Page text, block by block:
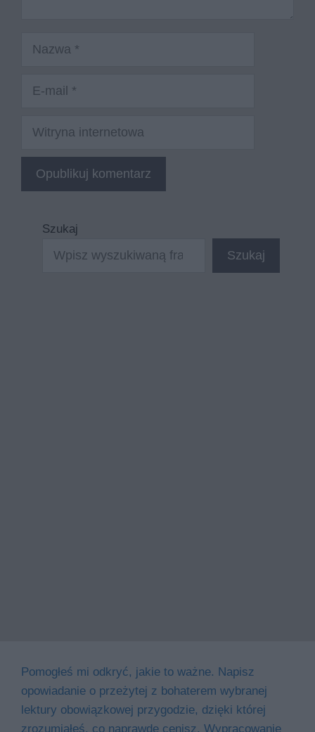
Witryna
internetowa
Szukaj
Szukaj
Pomogłeś mi odkryć, jakie to ważne. Napisz
opowiadanie o przeżytej z bohaterem wybranej
lektury obowiązkowej przygodzie, dzięki której
zrozumiałeś, co naprawdę cenisz. Wypracowanie